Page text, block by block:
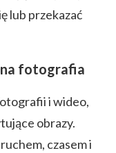
lub przekazać
fotografia
i wideo,
obrazy.
czasem i